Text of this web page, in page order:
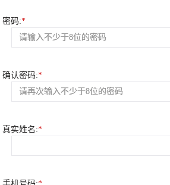
密码:*
确认密码:*
真实姓名:*